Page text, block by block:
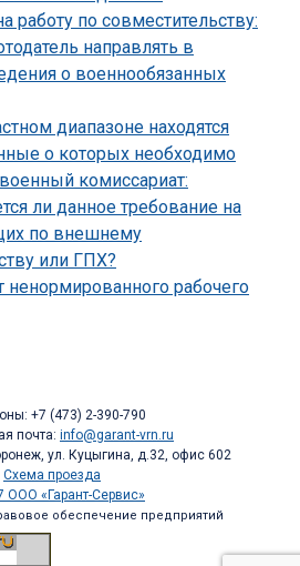
работу по совместительству:
направлять в
о военнообязанных
диапазоне находятся
о которых необходимо
комиссариат:
ли данное требование на
по внешнему
или ГПХ?
ненормированного рабочего
+7 (473) 2-390-790
почта: info@garant-vrn.ru
ул. Куцыгина, д.32, офис 602
Схема проезда
ООО «Гарант-Сервис»
обеспечение предприятий